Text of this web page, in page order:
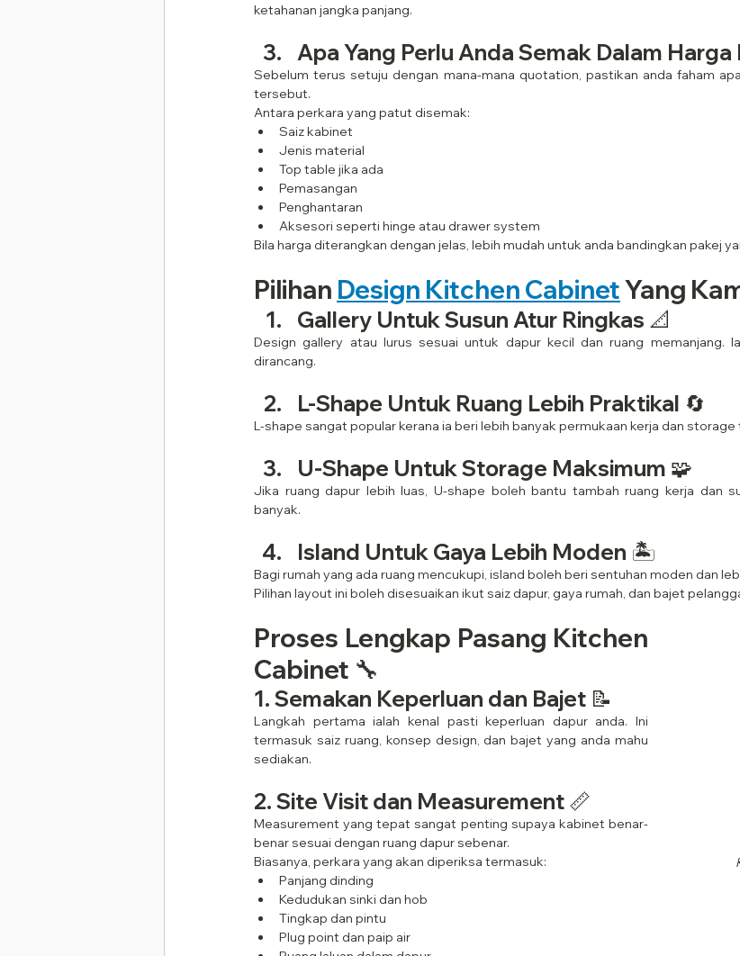
ketahanan jangka panjang.
Apa Yang Perlu Anda Semak Dalam Harga
Sebelum terus setuju dengan mana-mana quotation, pastikan anda faham
tersebut.
Antara perkara yang patut disemak:
Saiz kabinet
Jenis material
Top table jika ada
Pemasangan
Penghantaran
Aksesori seperti hinge atau drawer system
Bila harga diterangkan dengan jelas, lebih mudah untuk anda bandingkan pakej
Pilihan Design Kitchen Cabinet Yang
Gallery Untuk Susun Atur Ringkas 📐
Design gallery atau lurus sesuai untuk dapur kecil dan ruang memanjang.
dirancang.
L-Shape Untuk Ruang Lebih Praktikal 🔄
L-shape sangat popular kerana ia beri lebih banyak permukaan kerja dan
U-Shape Untuk Storage Maksimum 🧩
Jika ruang dapur lebih luas, U-shape boleh bantu tambah ruang kerja dan
banyak.
Island Untuk Gaya Lebih Moden 🏝️
Bagi rumah yang ada ruang mencukupi, island boleh beri sentuhan moden dan
Pilihan layout ini boleh disesuaikan ikut saiz dapur, gaya rumah, dan bajet
Proses Lengkap Pasang Kitchen
Cabinet 🔧
1. Semakan Keperluan dan Bajet 📝
Langkah pertama ialah kenal pasti keperluan dapur anda. Ini
termasuk saiz ruang, konsep design, dan bajet yang anda mahu
sediakan.
2. Site Visit dan Measurement 📏
Measurement yang tepat sangat penting supaya kabinet benar-
benar sesuai dengan ruang dapur sebenar.
Biasanya, perkara yang akan diperiksa termasuk:
Panjang dinding
Kedudukan sinki dan hob
Tingkap dan pintu
Plug point dan paip air